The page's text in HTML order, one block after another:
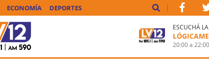
ECONOMÍA DEPORTES
ESCUCHÁ
20:00a22:00